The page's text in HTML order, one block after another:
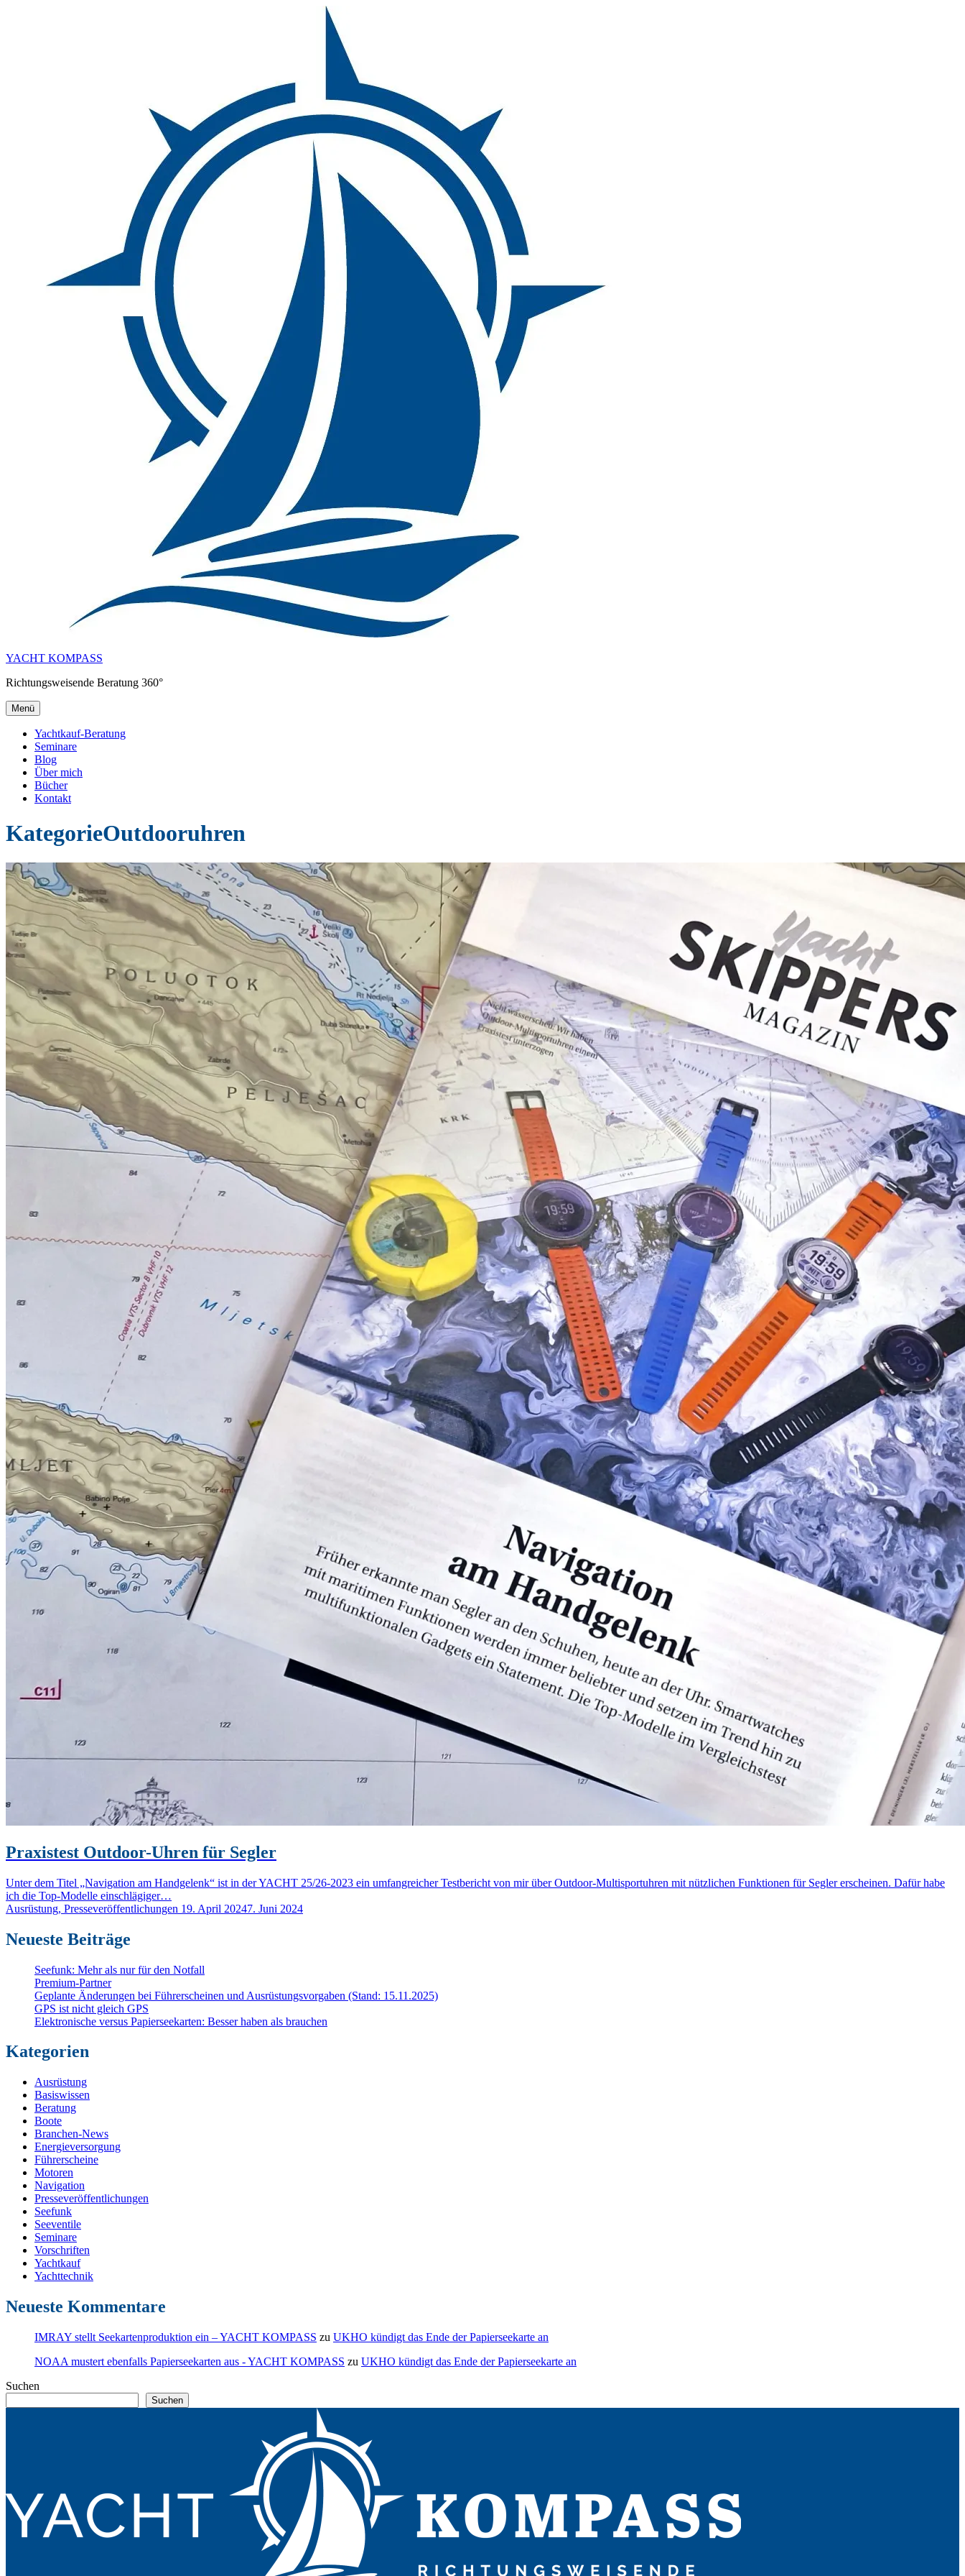
YACHT KOMPASS
Richtungsweisende Beratung 360°
Menü
Yachtkauf-Beratung
Seminare
Blog
Über mich
Bücher
Kontakt
KategorieOutdooruhren
Praxistest Outdoor-Uhren für Segler
Unter dem Titel „Navigation am Handgelenk“ ist in der YACHT 25/26-2023 ein umfangreicher Testbericht von mir über Outdoor-Multisportuhren mit nützlichen Funktionen für Segler erscheinen. Dafür habe
ich die Top-Modelle einschlägiger…
Ausrüstung, Presseveröffentlichungen 19. April 20247. Juni 2024
Neueste Beiträge
Seefunk: Mehr als nur für den Notfall
Premium-Partner
Geplante Änderungen bei Führerscheinen und Ausrüstungsvorgaben (Stand: 15.11.2025)
GPS ist nicht gleich GPS
Elektronische versus Papierseekarten: Besser haben als brauchen
Kategorien
Ausrüstung
Basiswissen
Beratung
Boote
Branchen-News
Energieversorgung
Führerscheine
Motoren
Navigation
Presseveröffentlichungen
Seefunk
Seeventile
Seminare
Vorschriften
Yachtkauf
Yachttechnik
Neueste Kommentare
IMRAY stellt Seekartenproduktion ein – YACHT KOMPASS zu UKHO kündigt das Ende der Papierseekarte an
NOAA mustert ebenfalls Papierseekarten aus - YACHT KOMPASS zu UKHO kündigt das Ende der Papierseekarte an
Suchen
Suchen